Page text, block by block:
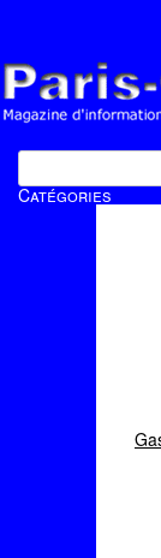
Magazine
Catégories